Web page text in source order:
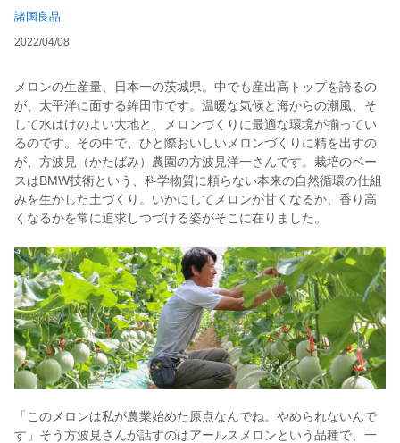
諸国良品
2022/04/08
メロンの生産量、日本一の茨城県。中でも産出高トップを誇るの
が、太平洋に面する鉾田市です。温暖な気候と海からの潮風、そ
して水はけのよい大地と、メロンづくりに最適な環境が揃ってい
るのです。その中で、ひと際おいしいメロンづくりに精を出すの
が、方波見（かたばみ）農園の方波見洋一さんです。栽培のベー
スはBMW技術という、科学物質に頼らない本来の自然循環の仕組
みを生かした土づくり。いかにしてメロンが甘くなるか、香り高
くなるかを常に追求しつづける姿がそこに在りました。
「このメロンは私が農業始めた原点なんでね。やめられないんで
す」そう方波見さんが話すのはアールスメロンという品種で、一